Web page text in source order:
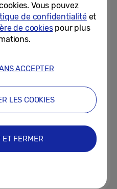
Galaxy Unpacked
2025 : L’expérience Ultra
prête à se déployer
photo de votre
comprend
ce que vous...
2025
légère et conçue pour
: la nouvelle ère de la série
Vous pouvez
de confidentialitéet
de cookiespour plus
ACCEPTER
LES COOKIES
ET FERMER